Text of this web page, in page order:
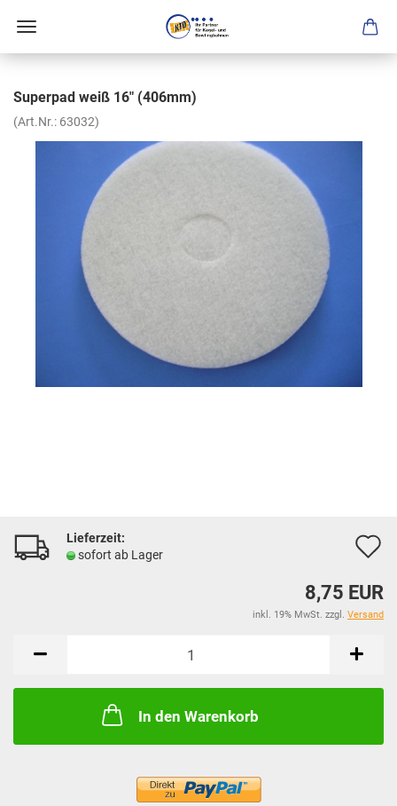
Superpad weiß 16" (406mm)
(Art.Nr.: 63032)
Lieferzeit:
sofort ab Lager
8,75 EUR
inkl. 19% MwSt. zzgl. Versand
In den Warenkorb